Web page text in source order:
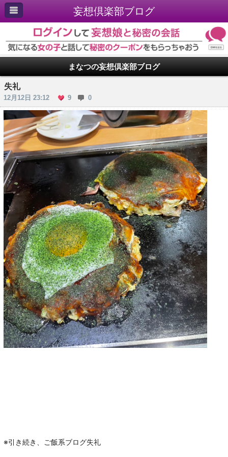
妄想倶楽部ブログ
まなつの妄想倶楽部ブログ
失礼
12月12日 23:12 9 0
※引き続き、ご飯系ブログ失礼